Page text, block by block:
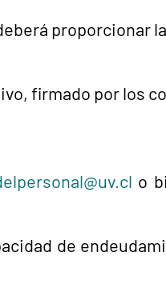
proporcionar
firmado por los
o
de